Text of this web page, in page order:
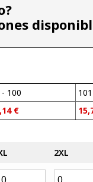
100
€
2XL